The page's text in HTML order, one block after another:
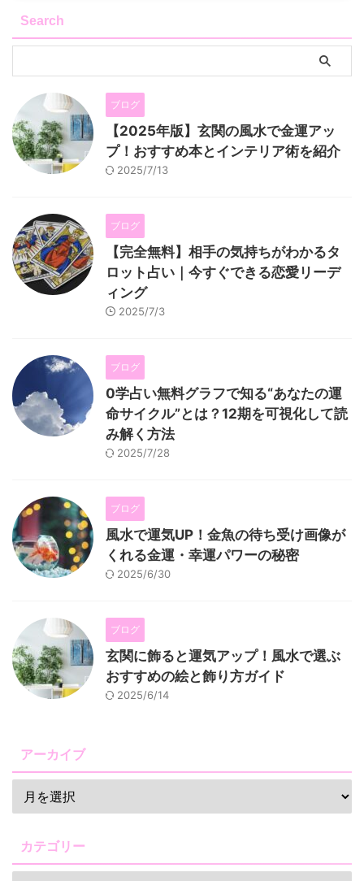
Search
ブログ
【2025年版】玄関の風水で金運アッ
プ！おすすめ本とインテリア術を紹介
2025/7/13
ブログ
【完全無料】相手の気持ちがわかるタ
ロット占い｜今すぐできる恋愛リーデ
ィング
2025/7/3
ブログ
0学占い無料グラフで知る“あなたの運
命サイクル”とは？12期を可視化して読
み解く方法
2025/7/28
ブログ
風水で運気UP！金魚の待ち受け画像が
くれる金運・幸運パワーの秘密
2025/6/30
ブログ
玄関に飾ると運気アップ！風水で選ぶ
おすすめの絵と飾り方ガイド
2025/6/14
アーカイブ
カテゴリー